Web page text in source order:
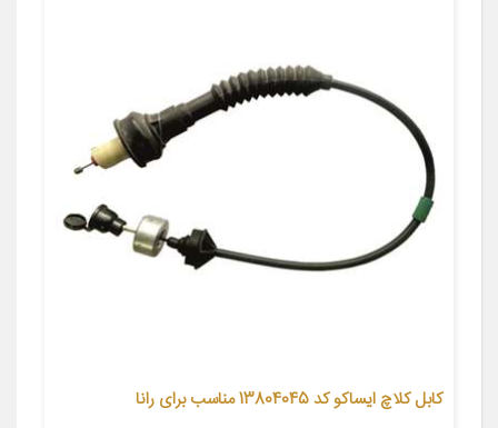
کابل کلاچ ایساکو کد 13804045 مناسب برای رانا